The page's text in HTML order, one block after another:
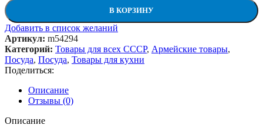
В КОРЗИНУ
Добавить в список желаний
Артикул: m54294
Категорий: Товары для всех СССР, Армейские товары,
Посуда, Посуда, Товары для кухни
Поделиться:
Описание
Отзывы (0)
Описание